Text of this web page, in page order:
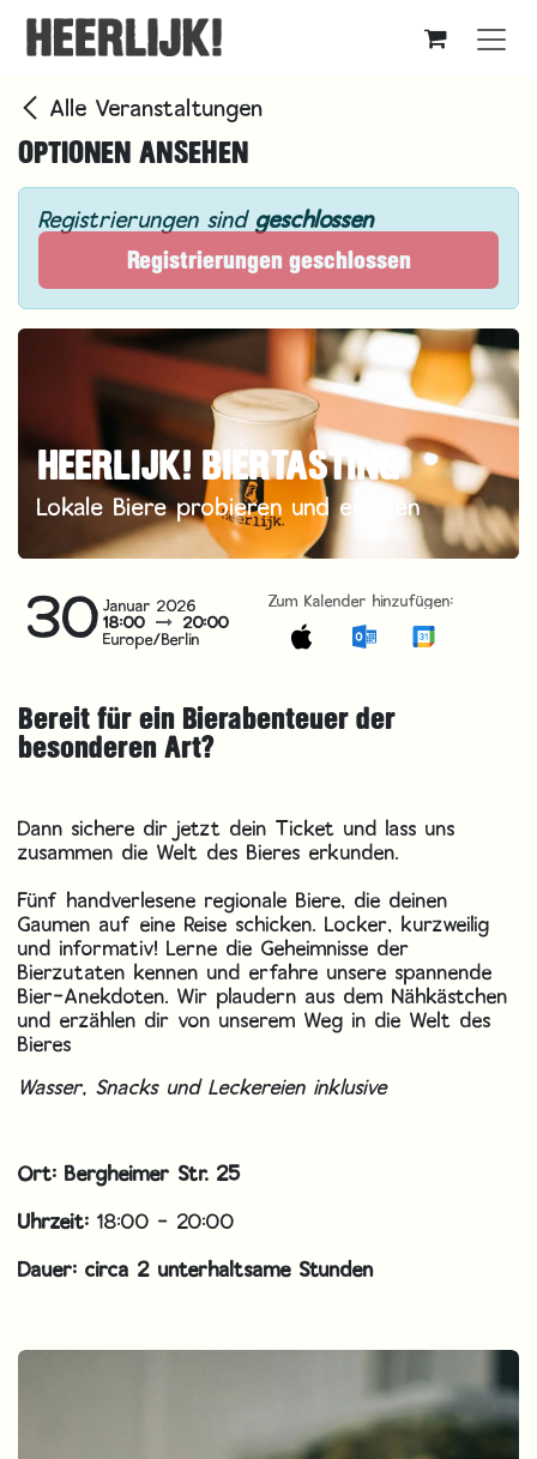
Zum Inhalt springen
Alle Veranstaltungen
OPTIONEN ANSEHEN
Registrierungen sind geschlossen
Registrierungen geschlossen
HEERLIJK! BIERTASTING
Lokale Biere probieren und erleben
30 Januar 2026
18:00 20:00
Europe/Berlin
Zum Kalender hinzufügen:
Bereit für ein Bierabenteuer der
besonderen Art?
Dann sichere dir jetzt dein Ticket und lass uns
zusammen die Welt des Bieres erkunden.
Fünf handverlesene regionale Biere, die deinen
Gaumen auf eine Reise schicken. Locker, kurzweilig
und informativ! Lerne die Geheimnisse der
Bierzutaten kennen und erfahre unsere spannende
Bier-Anekdoten. Wir plaudern aus dem Nähkästchen
und erzählen dir von unserem Weg in die Welt des
Bieres
Wasser, Snacks und Leckereien inklusive
Ort: Bergheimer Str. 25
Uhrzeit: 18:00 - 20:00
Dauer: circa 2 unterhaltsame Stunden